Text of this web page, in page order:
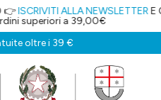
NEWSLETTERE OTTIENI IL 5% DI
oltre i 39 €